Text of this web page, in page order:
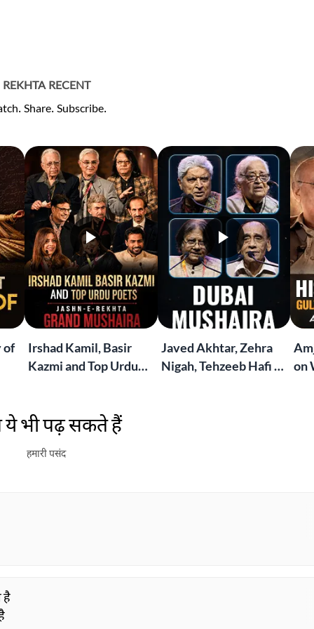
REKHTA RECENT
Share. Subscribe.
of
Irshad Kamil, Basir
Kazmi and Top Urdu
London Grand
Mushaira
Javed Akhtar, Zehra
Nigah, Tehzeeb Hafi &
on
भी पढ़ सकते हैं
हमारी पसंद
है